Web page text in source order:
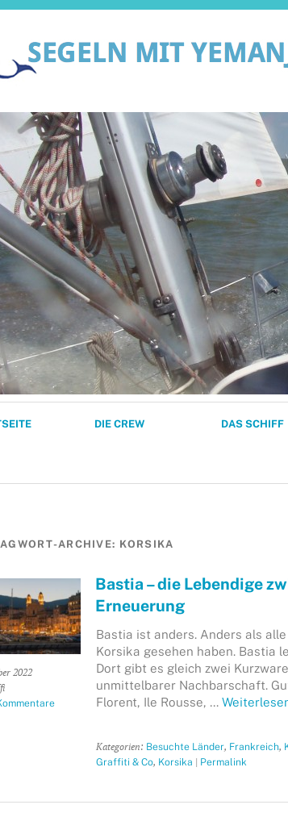
DIE CREW DAS SCHIFF
ARCHIVE: KORSIKA
2022
Bastia – die Lebendige
Erneuerung
Bastia ist anders. Anders als
Korsika gesehen haben. Bastia
Dort gibt es gleich zwei
unmittelbarer Nachbarschaft.
Florent, Ile Rousse, …
Kategorien: Besuchte Länder, Frankreich,
Graffiti & Co, Korsika | Permalink